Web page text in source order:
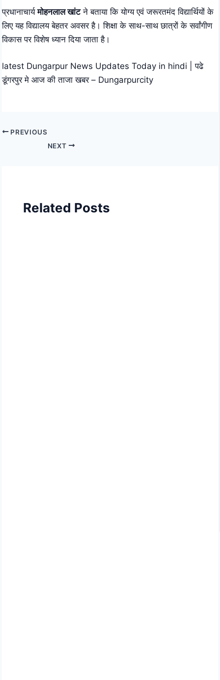
प्रधानाचार्यमोहनलाल खांटने बताया कि योग्य एवं जरूरतमंद विद्यार्थियों के
लिए यह विद्यालय बेहतर अवसर है। शिक्षा के साथ-साथ छात्रों के सर्वांगीण
विकास पर विशेष ध्यान दिया जाता है।
latest Dungarpur News Updates Today in hindi | पढे
डूंगरपुर मे आज की ताजा खबर – Dungarpurcity
PREVIOUS
NEXT
Related Posts